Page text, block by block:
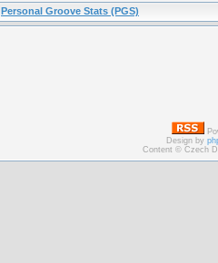
Personal Groove Stats (PGS)
Design by
Content © Czech